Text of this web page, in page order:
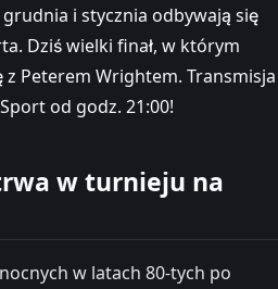
i stycznia odbywają się
Dziś wielki finał, w którym
Peterem Wrightem. Transmisja
od godz. 21:00!
w turnieju na
w latach 80-tych po